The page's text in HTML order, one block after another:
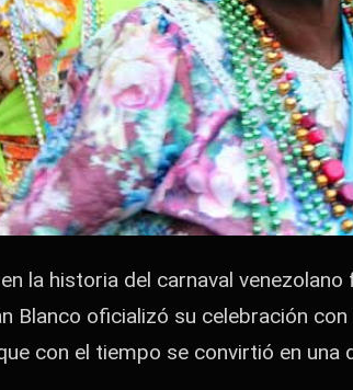
la historia del carnaval
Blanco oficializó su celebración
con el tiempo se convirtió en una